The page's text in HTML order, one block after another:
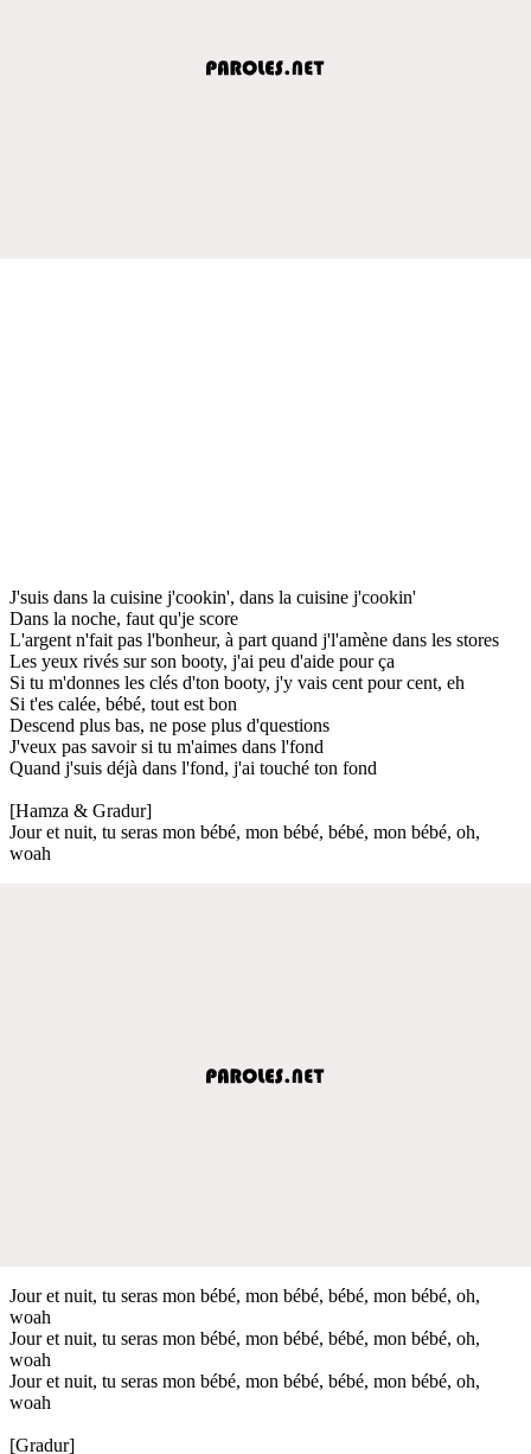
J'suis dans la cuisine j'cookin', dans la cuisine j'cookin'
Dans la noche, faut qu'je score
L'argent n'fait pas l'bonheur, à part quand j'l'amène dans les stores
Les yeux rivés sur son booty, j'ai peu d'aide pour ça
Si tu m'donnes les clés d'ton booty, j'y vais cent pour cent, eh
Si t'es calée, bébé, tout est bon
Descend plus bas, ne pose plus d'questions
J'veux pas savoir si tu m'aimes dans l'fond
Quand j'suis déjà dans l'fond, j'ai touché ton fond
[Hamza & Gradur]
Jour et nuit, tu seras mon bébé, mon bébé, bébé, mon bébé, oh,
woah
Jour et nuit, tu seras mon bébé, mon bébé, bébé, mon bébé, oh,
woah
Jour et nuit, tu seras mon bébé, mon bébé, bébé, mon bébé, oh,
woah
Jour et nuit, tu seras mon bébé, mon bébé, bébé, mon bébé, oh,
woah
[Gradur]